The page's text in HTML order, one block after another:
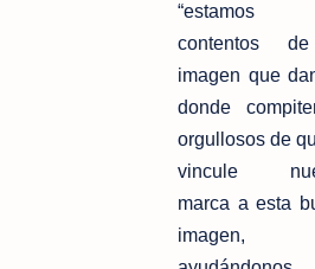
“estamos
contentos
imagen que
donde
orgullosos de
vincule
marca a esta
imagen,